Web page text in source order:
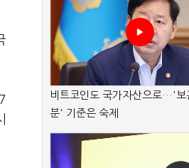
비트코인도 국가자산으로…'보
분' 기준은 숙제